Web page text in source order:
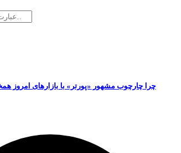
چرا چارچوب مشهور «پورتر» با بازارهای امروز